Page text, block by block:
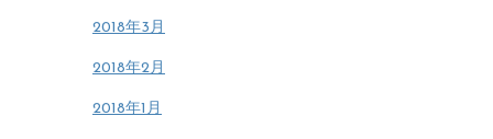
2018年3月
2018年2月
2018年1月